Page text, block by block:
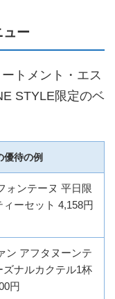
ー
トメント・エス
STYLE限定のベ
優待の例
ォンテーヌ 平日限
ーセット 4,158円
ン アフタヌーンテ
ズナルカクテル1杯
円